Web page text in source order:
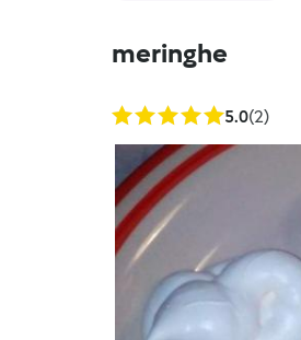
meringhe
5.0(2)